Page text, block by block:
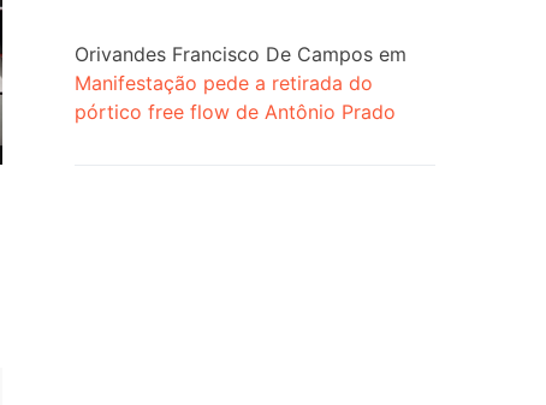
Orivandes Francisco De Campos em
Manifestação pede a retirada do
pórtico free flow de Antônio Prado